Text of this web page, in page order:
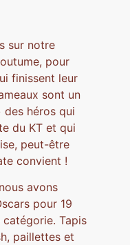
sur notre
pour
finissent leur
sont un
des héros qui
du KT et qui
peut-être
convient !
avons
pour 19
catégorie. Tapis
paillettes et